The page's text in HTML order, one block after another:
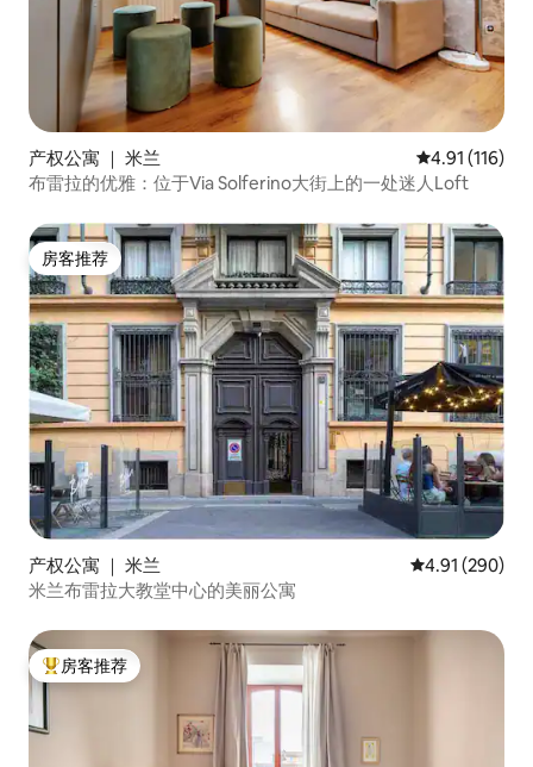
产权公寓 ｜ 米兰 平均评分 4.91
4.91 (116)
布雷拉的优雅：位于Via Solferino大街上的一处迷人Loft
房客推荐
房客推荐
产权公寓 ｜ 米兰 平均评分 4.91
4.91 (290)
米兰布雷拉大教堂中心的美丽公寓
热门「房客推荐」
房客推荐